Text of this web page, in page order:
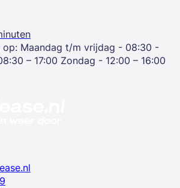
op: Maandag t/m vrijdag - 08:30 -
– 17:00 Zondag - 12:00 – 16:00